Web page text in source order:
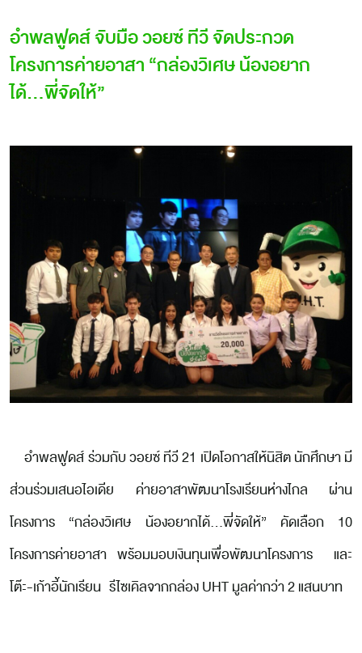
อำพลฟูดส์ จับมือ วอยซ์ ทีวี จัดประกวด
โครงการค่ายอาสา “กล่องวิเศษ น้องอยาก
ได้...พี่จัดให้”
อำพลฟูดส์ ร่วมกับ วอยซ์ ทีวี 21 เปิดโอกาสให้นิสิต นักศึกษา มี
ส่วนร่วมเสนอไอเดีย ค่ายอาสาพัฒนาโรงเรียนห่างไกล ผ่าน
โครงการ “กล่องวิเศษ น้องอยากได้...พี่จัดให้” คัดเลือก 10
โครงการค่ายอาสา พร้อมมอบเงินทุนเพื่อพัฒนาโครงการ และ
โต๊ะ-เก้าอี้นักเรียน รีไซเคิลจากกล่อง UHT มูลค่ากว่า 2 แสนบาท